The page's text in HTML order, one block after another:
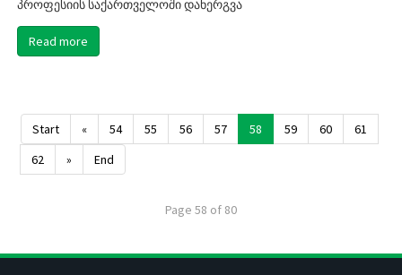
პროფესიის საქართველოში დანერგვა
Read more
Start « 54 55 56 57 58 59 60
61
62
» End
Page 58 of 80